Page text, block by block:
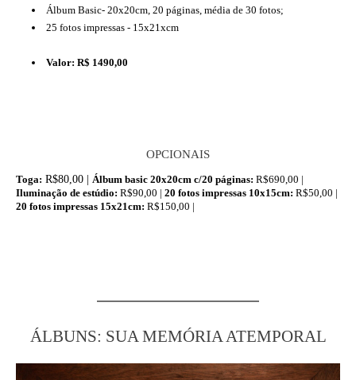
Álbum Basic- 20x20cm, 20 páginas, média de 30 fotos;
25 fotos impressas - 15x21xcm
Valor: R$ 1490,00
OPCIONAIS
Toga: R$80,00 | Álbum basic 20x20cm c/20 páginas: R$690,00 |
Iluminação de estúdio: R$90,00 | 20 fotos impressas 10x15cm: R$50,00 |
20 fotos impressas 15x21cm: R$150,00 |
ÁLBUNS: SUA MEMÓRIA ATEMPORAL